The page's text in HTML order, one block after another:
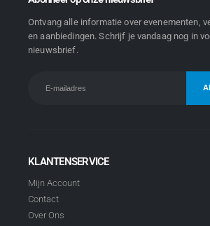
Ontvang alle informatie over evenementen,
en aanbiedingen. Schrijf je vandaag nog in
nieuwsbrief.
KLANTENSERVICE
Mijn Account
Contact
Over Ons